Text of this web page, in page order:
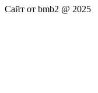
Сайт от bmb2 @ 2025